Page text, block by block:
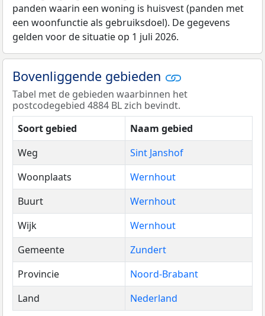
panden waarin een woning is huisvest (panden met
een woonfunctie als gebruiksdoel). De gegevens
gelden voor de situatie op 1 juli 2026.
Bovenliggende gebieden
Tabel met de gebieden waarbinnen het
postcodegebied 4884 BL zich bevindt.
Soort gebied
Naam gebied
Weg
Sint Janshof
Woonplaats
Wernhout
Buurt
Wernhout
Wijk
Wernhout
Gemeente
Zundert
Provincie
Noord-Brabant
Land
Nederland